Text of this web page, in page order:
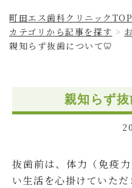
町田エス歯科クリニックTOP
カテゴリから記事を探す
親知らず抜歯について🦷
親知らず
抜歯前は、体力（免疫
い生活を心掛けていただ